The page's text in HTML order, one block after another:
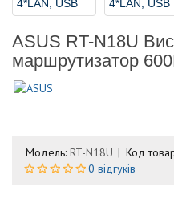
ASUS RT-N18U
маршрутизатор
Модель: RT-N18U Код
0 відгуків